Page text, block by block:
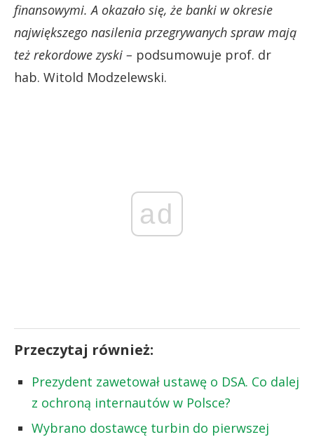
finansowymi. A okazało się, że banki w okresie
największego nasilenia przegrywanych spraw mają
też rekordowe zyski – podsumowuje prof. dr
hab. Witold Modzelewski.
ad
Przeczytaj również:
Prezydent zawetował ustawę o DSA. Co dalej
z ochroną internautów w Polsce?
Wybrano dostawcę turbin do pierwszej